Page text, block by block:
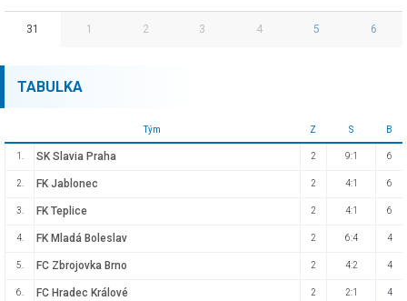
31 1 2 3 4 5 6
TABULKA
Tým Z S B
1. SK Slavia Praha 2 9:1 6
2. FK Jablonec 2 4:1 6
3. FK Teplice 2 4:1 6
4. FK Mladá Boleslav 2 6:4 4
5. FC Zbrojovka Brno 2 4:2 4
6. FC Hradec Králové 2 2:1 4